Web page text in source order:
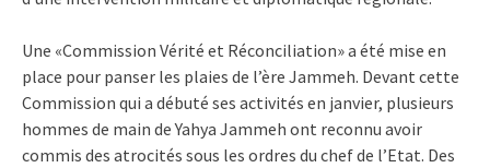
Une «Commission Vérité et Réconciliation» a été mise en
place pour panser les plaies de l’ère Jammeh. Devant cette
Commission qui a débuté ses activités en janvier, plusieurs
hommes de main de Yahya Jammeh ont reconnu avoir
commis des atrocités sous les ordres du chef de l’Etat. Des